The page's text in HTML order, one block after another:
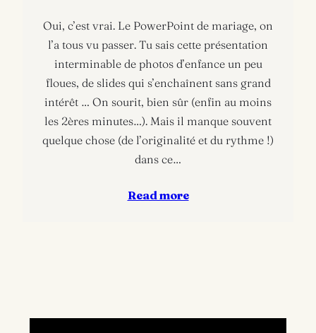
Oui, c’est vrai. Le PowerPoint de mariage, on
l’a tous vu passer. Tu sais cette présentation
interminable de photos d’enfance un peu
floues, de slides qui s’enchaînent sans grand
intérêt … On sourit, bien sûr (enfin au moins
les 2ères minutes…). Mais il manque souvent
quelque chose (de l’originalité et du rythme !)
dans ce…
Read more